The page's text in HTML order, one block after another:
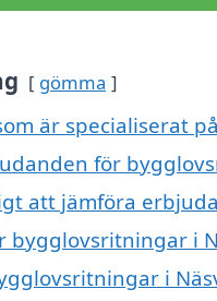
gömma
är specialiserat
för
att jämföra
bygglovsritningar i
i